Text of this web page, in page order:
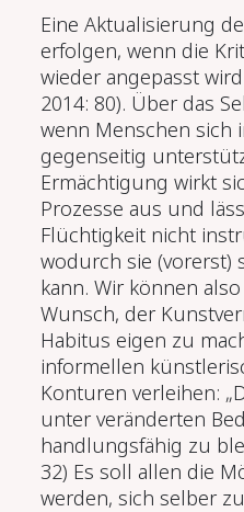
Eine Aktualisierung
erfolgen, wenn die
wieder angepasst
2014: 80). Über das
wenn Menschen sich
gegenseitig
Ermächtigung wirkt
Prozesse aus und
Flüchtigkeit nicht
wodurch sie (vorerst)
kann. Wir können
Wunsch, der
Habitus eigen zu
informellen
Konturen verleihen:
unter veränderten
handlungsfähig zu
32) Es soll allen die
werden, sich selber